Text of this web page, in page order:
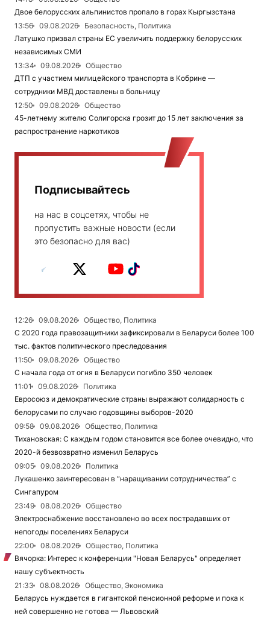
Двое белорусских альпинистов пропало в горах Кыргызстана
13:56
09.08.2026
Безопасность, Политика
Латушко призвал страны ЕС увеличить поддержку белорусских
независимых СМИ
13:34
09.08.2026
Общество
ДТП с участием милицейского транспорта в Кобрине —
сотрудники МВД доставлены в больницу
12:50
09.08.2026
Общество
45-летнему жителю Солигорска грозит до 15 лет заключения за
распространение наркотиков
Подписывайтесь
на нас в соцсетях, чтобы не
пропустить важные новости (если
это безопасно для вас)
12:26 09.08.2026
Общество, Политика
С 2020 года правозащитники зафиксировали в Беларуси более 100
тыс. фактов политического преследования
11:50
09.08.2026
Общество
С начала года от огня в Беларуси погибло 350 человек
11:01
09.08.2026
Политика
Евросоюз и демократические страны выражают солидарность с
белорусами по случаю годовщины выборов-2020
09:58
09.08.2026
Общество, Политика
Тихановская: С каждым годом становится все более очевидно, что
2020-й безвозвратно изменил Беларусь
09:05
09.08.2026
Политика
Лукашенко заинтересован в “наращивании сотрудничества” с
Сингапуром
23:49
08.08.2026
Общество
Электроснабжение восстановлено во всех пострадавших от
непогоды поселениях Беларуси
22:00
08.08.2026
Общество, Политика
Вячорка: Интерес к конференции "Новая Беларусь" определяет
нашу субъектность
21:33
08.08.2026
Общество, Экономика
Беларусь нуждается в гигантской пенсионной реформе и пока к
ней совершенно не готова — Львовский